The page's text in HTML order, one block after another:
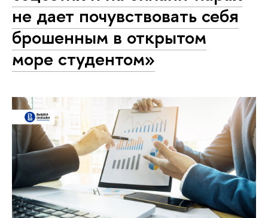
не дает почувствовать себя
брошенным в открытом
море студентом»